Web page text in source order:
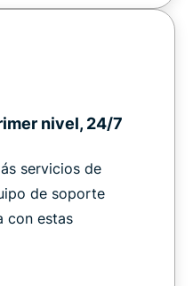
nivel, 24/7
servicios de
de soporte
con estas